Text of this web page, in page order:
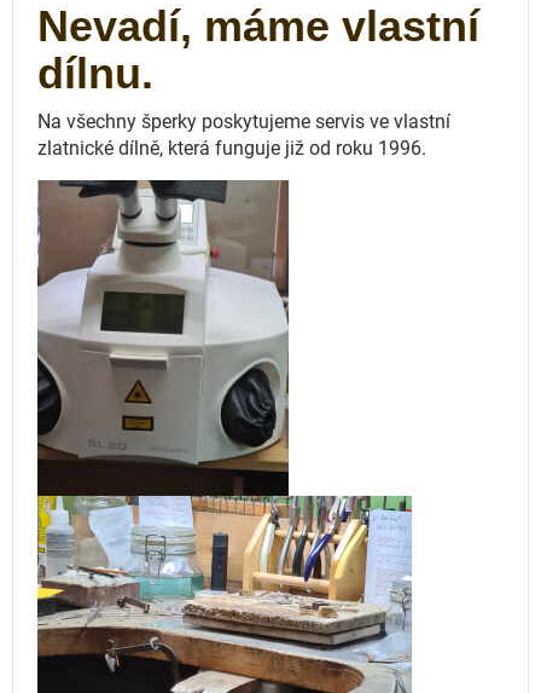
Nevadí, máme vlastní
dílnu.
Na všechny šperky poskytujeme servis ve vlastní
zlatnické dílně, která funguje již od roku 1996.